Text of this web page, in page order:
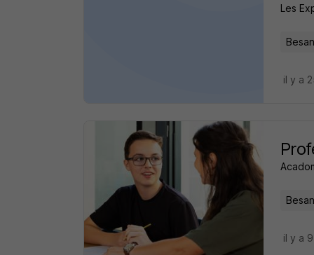
Les
il y a
il y a